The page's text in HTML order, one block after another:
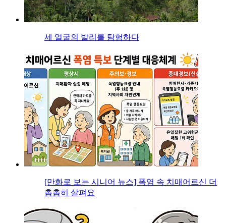
세 얼굴의 발리를 탐험하다
[만화로 보는 시니어 뉴스] 폭염 속 치매어르신 더
촘촘히 살펴요